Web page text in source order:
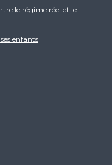
le régime réel et le
enfants